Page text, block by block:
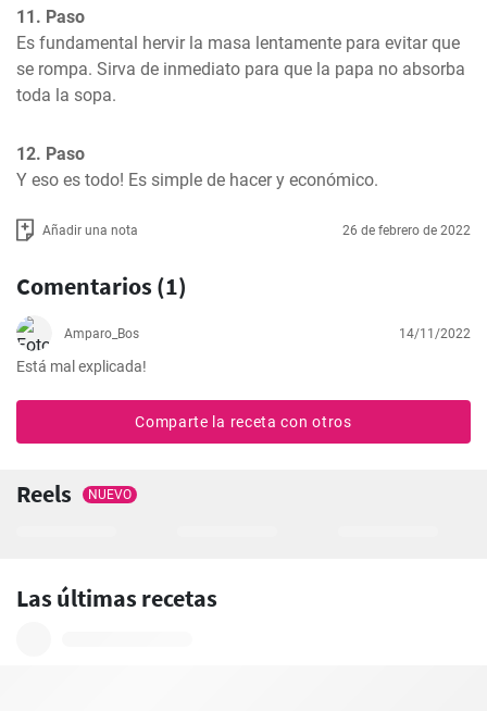
11. Paso
Es fundamental hervir la masa lentamente para evitar que
se rompa. Sirva de inmediato para que la papa no absorba
toda la sopa.
12. Paso
Y eso es todo! Es simple de hacer y económico.
Añadir una nota 26 de febrero de 2022
Comentarios (1)
Amparo_Bos 14/11/2022
Está mal explicada!
Comparte la receta con otros
Reels NUEVO
Las últimas recetas